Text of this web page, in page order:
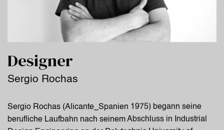
Designer
Sergio Rochas
Sergio Rochas (Alicante_Spanien 1975) begann seine
berufliche Laufbahn nach seinem Abschluss in Industrial